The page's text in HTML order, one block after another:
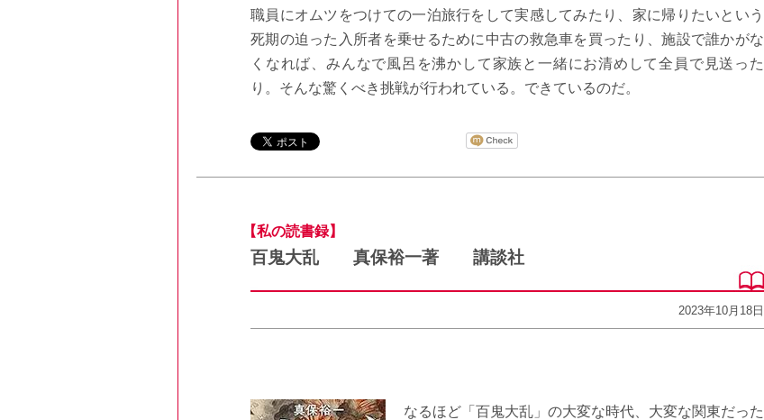
職員にオムツをつけての一泊旅行をして実感してみたり、家に帰りたいという
死期の迫った入所者を乗せるために中古の救急車を買ったり、施設で誰かがな
くなれば、みんなで風呂を沸かして家族と一緒にお清めして全員で見送った
り。そんな驚くべき挑戦が行われている。できているのだ。
【私の読書録】
百鬼大乱 真保裕一著 講談社
2023年10月18日
なるほど「百鬼大乱」の大変な時代、大変な関東だった